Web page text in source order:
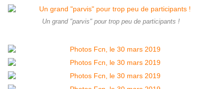
Un grand "parvis" pour trop peu de participants !